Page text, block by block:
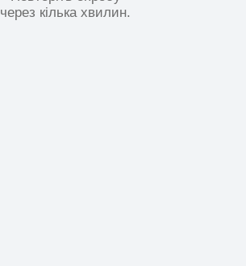
через кілька хвилин.